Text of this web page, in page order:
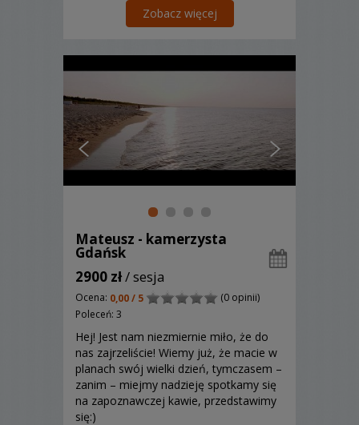
Zobacz więcej
Mateusz - kamerzysta
Gdańsk
2900 zł/ sesja
Ocena: 0,00 / 5
(0 opinii)
Poleceń: 3
Hej! Jest nam niezmiernie miło, że do
nas zajrzeliście! Wiemy już, że macie w
planach swój wielki dzień, tymczasem –
zanim – miejmy nadzieję spotkamy się
na zapoznawczej kawie, przedstawimy
się:)